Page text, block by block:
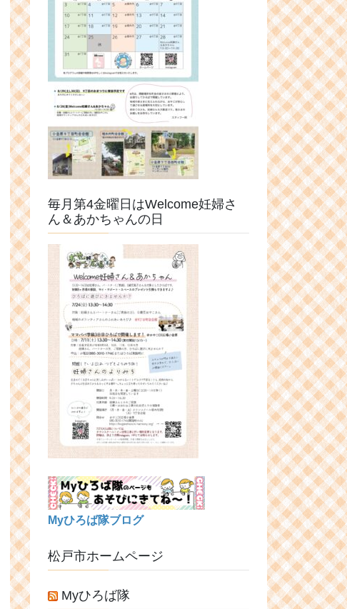
毎月第4金曜日はWelcome妊婦さ
ん＆あかちゃんの日
Myひろば隊ブログ
松戸市ホームページ
Myひろば隊